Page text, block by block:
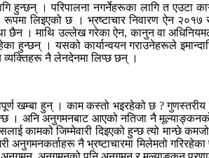
हुन्छन् । परिपालना नगर्नेहरूका लागि त एउटा
लिइएको छ । भ्रष्टाचार निवारण ऐन
। माथि उल्लेख गरेका ऐन, कानुन वा
हुन्छन् । यसको कार्यान्वयन गराउनेहरूले
व्यक्तिहरू नै लेनदेनमा लिप्छ छन् ।
खम्बा हुन् । काम कस्तो भइरहेको छ ?
। अनि अनुगमनबाट आएको नतिजा नै
कामको जिम्मेवारी दिइएको हुन्छ त्यो मान्छे
अनुगमनकर्ताहरू नै भ्रष्टाचारमा मिलेमतो